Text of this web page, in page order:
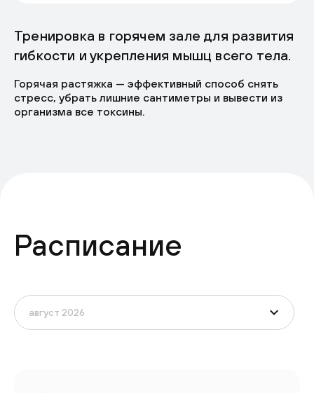
Тренировка в горячем зале для развития
гибкости и укрепления мышц всего тела.
Горячая растяжка — эффективный способ снять
стресс, убрать лишние сантиметры и вывести из
организма все токсины.
Расписание